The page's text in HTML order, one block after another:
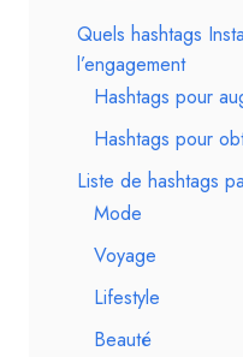
Quels hashtags
l’engagement
Hashtags pour
Hashtags pour
Liste de hashtags
Mode
Voyage
Lifestyle
Beauté